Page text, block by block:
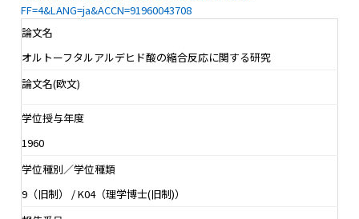
FF=4&LANG=ja&ACCN=91960043708
論文名
オルトーフタルアルデヒド酸の縮合反応に関する研究
論文名(欧文)
学位授与年度
1960
学位種別／学位種類
9（旧制） / K04（理学博士(旧制)）